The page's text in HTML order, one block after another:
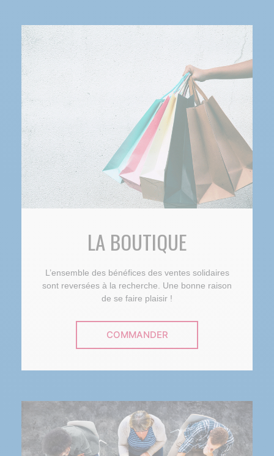
LA BOUTIQUE
L’ensemble des bénéfices des ventes solidaires
sont reversées à la recherche. Une bonne raison
de se faire plaisir !
COMMANDER